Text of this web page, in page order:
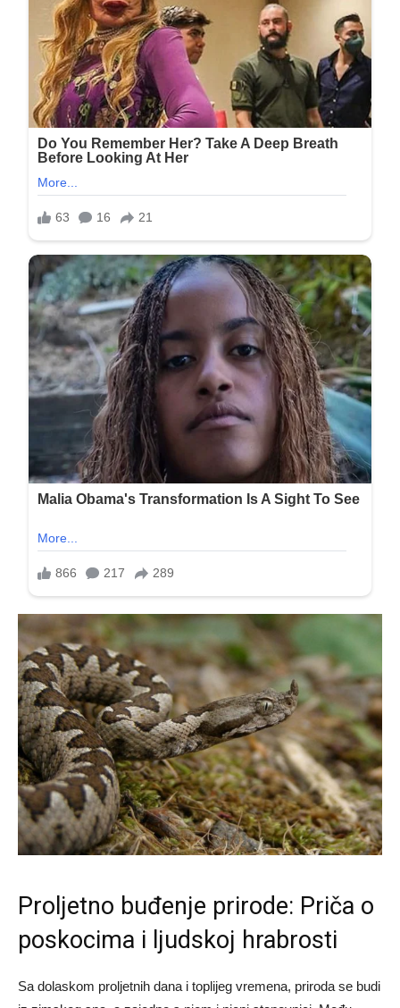
Proljetno buđenje prirode: Priča o
poskocima i ljudskoj hrabrosti
Sa dolaskom proljetnih dana i toplijeg vremena, priroda se budi